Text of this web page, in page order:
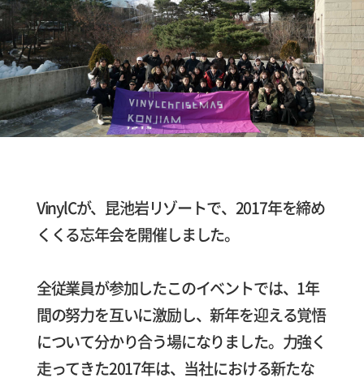
VinylCが、昆池岩リゾートで、2017年を締め
くくる忘年会を開催しました。
全従業員が参加したこのイベントでは、1年
間の努力を互いに激励し、新年を迎える覚悟
について分かり合う場になりました。力強く
走ってきた2017年は、当社における新たな